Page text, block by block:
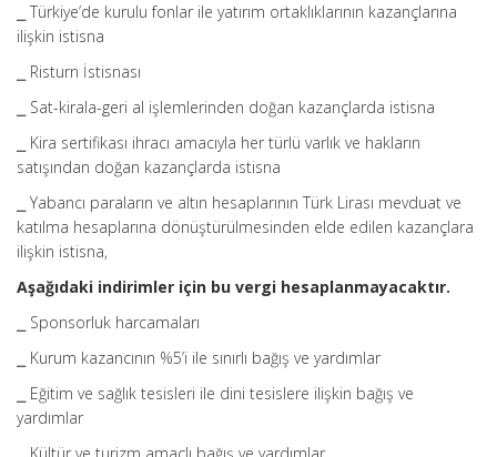
⎯ Türkiye’de kurulu fonlar ile yatırım ortaklıklarının kazançlarına
ilişkin istisna
⎯ Risturn İstisnası
⎯ Sat-kirala-geri al işlemlerinden doğan kazançlarda istisna
⎯ Kira sertifikası ihracı amacıyla her türlü varlık ve hakların
satışından doğan kazançlarda istisna
⎯ Yabancı paraların ve altın hesaplarının Türk Lirası mevduat ve
katılma hesaplarına dönüştürülmesinden elde edilen kazançlara
ilişkin istisna,
Aşağıdaki indirimler için bu vergi hesaplanmayacaktır.
⎯ Sponsorluk harcamaları
⎯ Kurum kazancının %5’i ile sınırlı bağış ve yardımlar
⎯ Eğitim ve sağlık tesisleri ile dini tesislere ilişkin bağış ve
yardımlar